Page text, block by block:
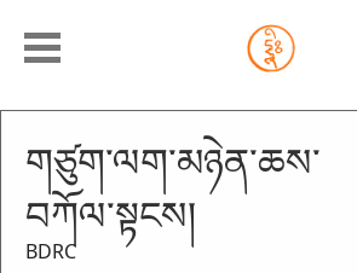
གཙུག་ལག་མཉེན་ཆས་
བཀོལ་སྟངས།
BDRC